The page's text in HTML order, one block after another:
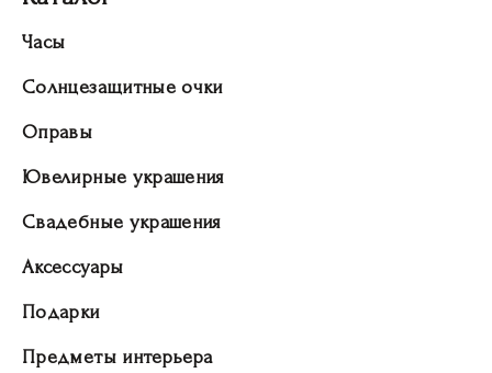
Часы
Солнцезащитные очки
Оправы
Ювелирные украшения
Свадебные украшения
Аксессуары
Подарки
Предметы интерьера